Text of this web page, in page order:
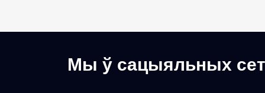
Мы ў сацыяльных